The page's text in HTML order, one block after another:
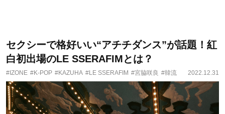
セクシーで格好いい“アチチダンス”が話題！紅
白初出場のLE SSERAFIMとは？
#IZONE #K-POP #KAZUHA #LE SSERAFIM #宮脇咲良 #韓流 2022.12.31